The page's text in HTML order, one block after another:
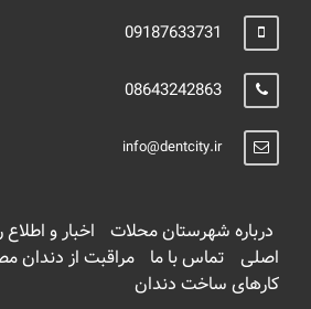
09187633731
08643242863
info@dentcity.ir
درباره شهرستان محلات اخبار و
اصلی تماس با ما مراقبت از دندان
کارهای ساخت دندان